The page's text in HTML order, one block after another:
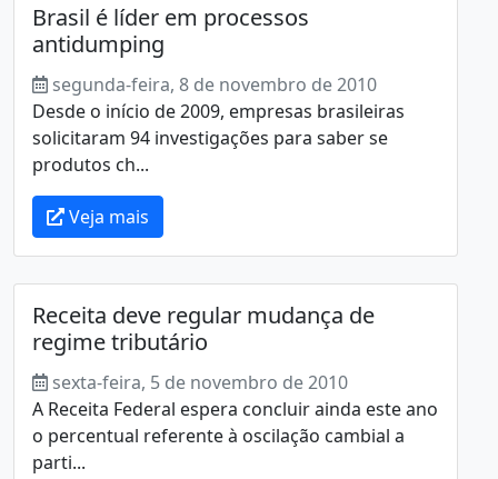
Brasil é líder em processos
antidumping
segunda-feira, 8 de novembro de 2010
Desde o início de 2009, empresas brasileiras
solicitaram 94 investigações para saber se
produtos ch...
Veja mais
Receita deve regular mudança de
regime tributário
sexta-feira, 5 de novembro de 2010
A Receita Federal espera concluir ainda este ano
o percentual referente à oscilação cambial a
parti...